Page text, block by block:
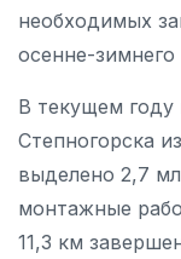
необходимых
осенне-
В текущем году
Степногорска
выделено 2,7
монтажные
11,3 км